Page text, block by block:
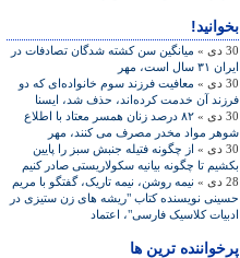
بخوانید!
30 دی »
ميانگين سن کشته شدگان تصادفات در
ايران ۳۱ سال است، مهر
30 دی »
معافيت فرزند سوم خانواده‌ای که دو
فرزند آن خدمت کرده‌اند، حذف شد، ايسنا
30 دی »
۸۲ درصد زنان همسر معتاد با اطلاع
شوهر مواد مخدر مصرف می کنند، مهر
30 دی »
از چگونه فتيله جنبش سبز را پايين
بکشيم تا چگونه بيانيه سکولاريستی صادر کنيم
28 دی »
نيمه روشن، نيمه تاريک، گفتگو با مريم
حسينی نويسنده کتاب "ريشه های زن ستيزی در
ادبيات کلاسيک فارسی"، اعتماد
پرخواننده ترین ها